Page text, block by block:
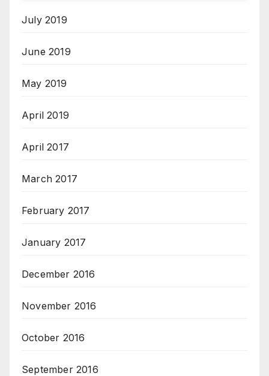
July 2019
June 2019
May 2019
April 2019
April 2017
March 2017
February 2017
January 2017
December 2016
November 2016
October 2016
September 2016